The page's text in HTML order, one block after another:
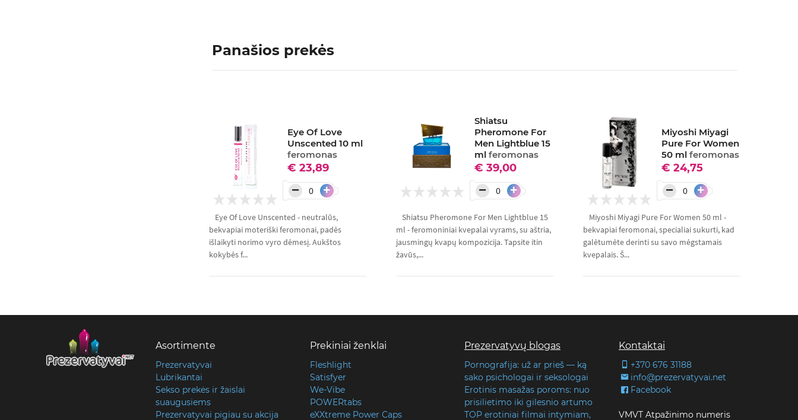
Panašios prekės
Eye Of Love
Unscented 10 ml
feromonas
€ 23,89
− +
Eye Of Love Unscented - neutralūs,
bekvapiai moteriški feromonai, padės
išlaikyti norimo vyro dėmesį. Aukštos
kokybės f...
Shiatsu
Pheromone For
Men Lightblue 15
mlferomonas
€ 39,00
− +
Shiatsu Pheromone For Men Lightblue 15
ml - feromoniniai kvepalai vyrams, su aštria,
jausmingų kvapų kompozicija. Tapsite itin
žavūs,...
Miyoshi Miyagi
Pure For Women
50 mlferomonas
€ 24,75
− +
Miyoshi Miyagi Pure For Women 50 ml -
bekvapiai feromonai, specialiai sukurti, kad
galėtumėte derinti su savo mėgstamais
kvepalais. Š...
Asortimente
Prezervatyvai
Lubrikantai
Sekso prekės ir žaislai
suaugusiems
Prezervatyvai pigiau su akcija
Prekiniai ženklai
Fleshlight
Satisfyer
We-Vibe
POWERtabs
eXXtreme Power Caps
Prezervatyvų blogas
Pornografija: už ar prieš — ką
sako psichologai ir seksologai
Erotinis masažas poroms: nuo
prisilietimo iki gilesnio artumo
TOP erotiniai filmai intymiam,
Kontaktai
+370 676 31188
info@prezervatyvai.net
Facebook
VMVT Atpažinimo numeris